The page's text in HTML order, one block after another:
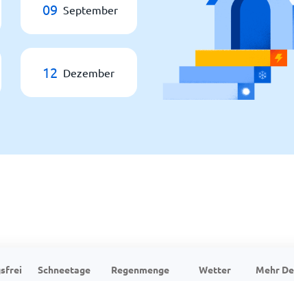
09 September
12 Dezember
Schneetage Regenmenge Wetter Mehr